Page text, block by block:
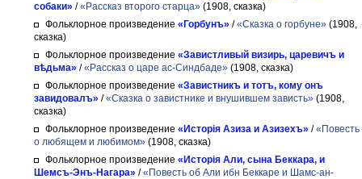
собаки» /«Рассказ второго старца» (1908, сказка)
Фольклорное произведение «Горбунъ» /«Сказка о горбуне» (1908,
сказка)
Фольклорное произведение «Завистливый визирь, царевичъ и
вѣдьма» /«Рассказ о царе ас-Синдбаде» (1908, сказка)
Фольклорное произведение «Завистникъ и тотъ, кому онъ
завидовалъ» /«Сказка о завистнике и внушившем зависть» (1908,
сказка)
Фольклорное произведение «Исторія Азиза и Азизехъ» /«Повесть
о любящем и любимом» (1908, сказка)
Фольклорное произведение «Исторія Али, сына Беккара, и
Шемсъ-Энъ-Нагара» /«Повесть об Али ибн Беккаре и Шамс-ан-